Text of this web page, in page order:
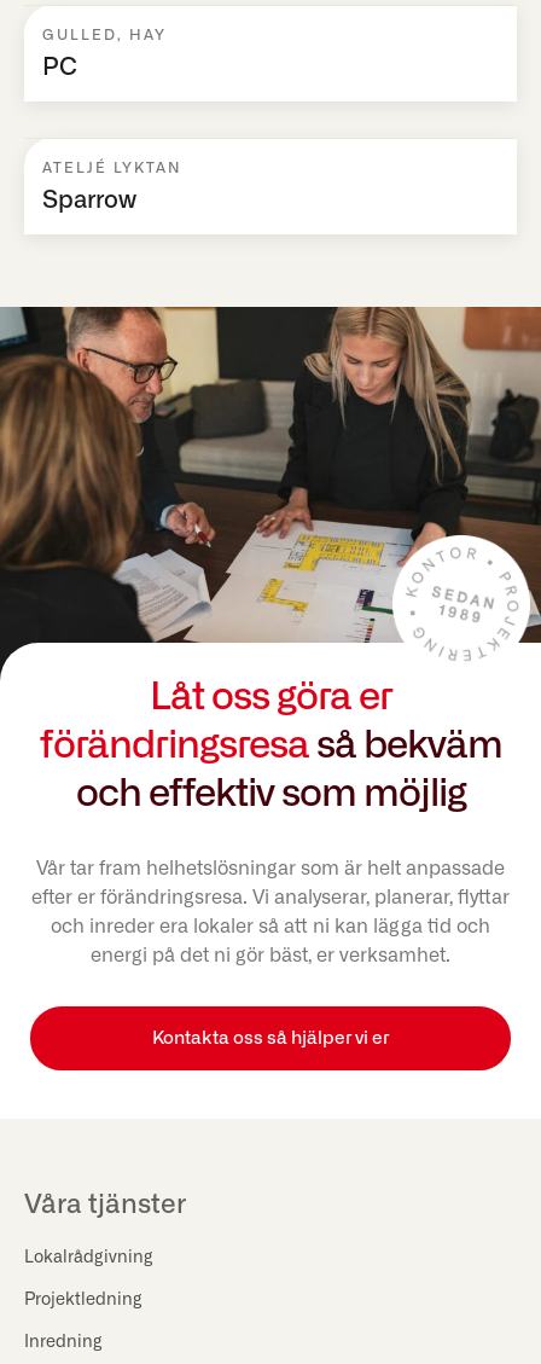
GULLED, HAY
PC
ATELJÉ LYKTAN
Sparrow
Låt oss göra er
förändringsresa så bekväm
och effektiv som möjlig
Vår tar fram helhetslösningar som är helt anpassade
efter er förändringsresa. Vi analyserar, planerar, flyttar
och inreder era lokaler så att ni kan lägga tid och
energi på det ni gör bäst, er verksamhet.
Kontakta oss så hjälper vi er
Våra tjänster
Lokalrådgivning
Projektledning
Inredning